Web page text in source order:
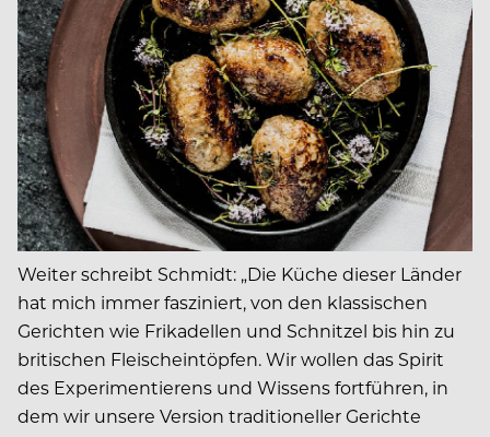
Weiter schreibt Schmidt: „Die Küche dieser Länder
hat mich immer fasziniert, von den klassischen
Gerichten wie Frikadellen und Schnitzel bis hin zu
britischen Fleischeintöpfen. Wir wollen das Spirit
des Experimentierens und Wissens fortführen, in
dem wir unsere Version traditioneller Gerichte